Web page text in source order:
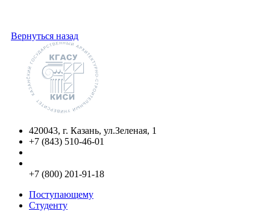
Вернуться назад
420043, г. Казань, ул.Зеленая, 1
+7 (843) 510-46-01
+7 (800) 201-91-18
Поступающему
Студенту